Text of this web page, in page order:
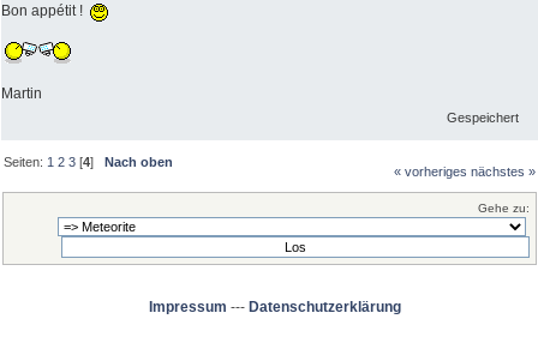
Bon appétit !
Martin
Gespeichert
Seiten: 1 2 3 [4]Nach oben
« vorheriges nächstes »
Gehe zu:
Impressum --- Datenschutzerklärung